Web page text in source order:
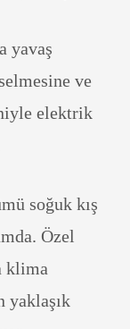
yavaş
ve
elektrik
soğuk kış
Özel
klima
yaklaşık